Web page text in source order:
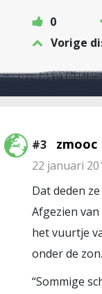
0
Vorige
#3 zmooc
22 januari
Dat deden
Afgezien
het vuurtje
onder de zon.
“Sommige